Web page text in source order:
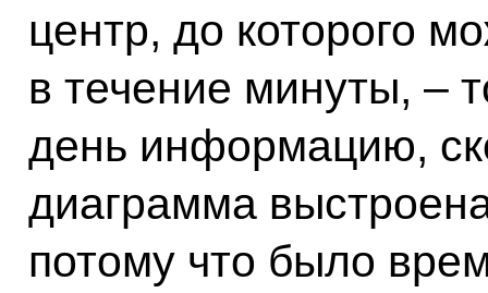
центр, до которого
в течение минуты, –
день информацию,
диаграмма
потому что было